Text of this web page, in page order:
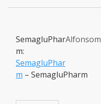
SemagluPhar
m:
SemagluPhar
m – SemagluPharm